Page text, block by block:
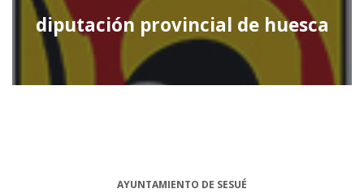
diputación provincial de huesca
AYUNTAMIENTO DE SESUÉ